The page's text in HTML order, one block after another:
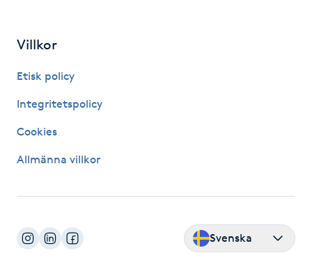
Kiropraktik
Klippning
Klippning & Slingor
Koppningsmassage
Villkor
Etisk policy
Integritetspolicy
Cookies
Allmänna villkor
Svenska